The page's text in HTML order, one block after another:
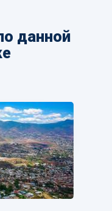
данной